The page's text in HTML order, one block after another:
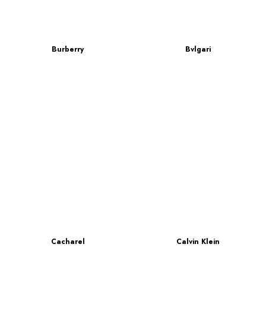
Burberry Bvlgari
Cacharel Calvin Klein